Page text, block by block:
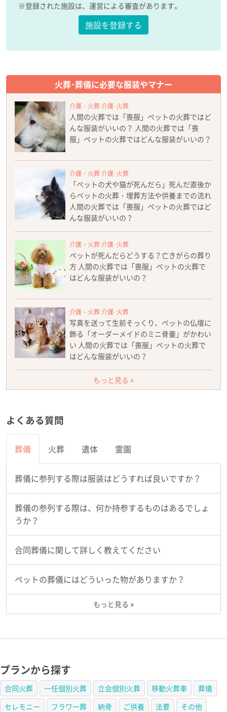
※登録された施設は、運営による審査があります。
施設を登録する
火葬･葬儀に必要な服装やマナー
介護・火葬 介護･火葬
人間の火葬では「喪服」ペットの火葬ではど
んな服装がいいの？ 人間の火葬では「喪
服」ペットの火葬ではどんな服装がいいの？
介護・火葬 介護･火葬
「ペットの犬や猫が死んだら」死んだ直後か
らペットの火葬・埋葬方法や供養までの流れ
人間の火葬では「喪服」ペットの火葬ではど
んな服装がいいの？
介護・火葬 介護･火葬
ペットが死んだらどうする？亡きがらの葬り
方 人間の火葬では「喪服」ペットの火葬で
はどんな服装がいいの？
介護・火葬 介護･火葬
写真を送って生前そっくり、ペットの仏壇に
飾る「オーダーメイドのミニ骨壷」がかわい
い 人間の火葬では「喪服」ペットの火葬で
はどんな服装がいいの？
もっと見る »
よくある質問
葬儀 火葬 遺体 霊園
葬儀に参列する際は服装はどうすれば良いですか？
葬儀の参列する際は、何か持参するものはあるでしょ
うか？
合同葬儀に関して詳しく教えてください
ペットの葬儀にはどういった物がありますか？
もっと見る »
プランから探す
合同火葬 一任個別火葬 立会個別火葬 移動火葬車
葬儀
セレモニー
フラワー葬 納骨 ご供養 法要 その他